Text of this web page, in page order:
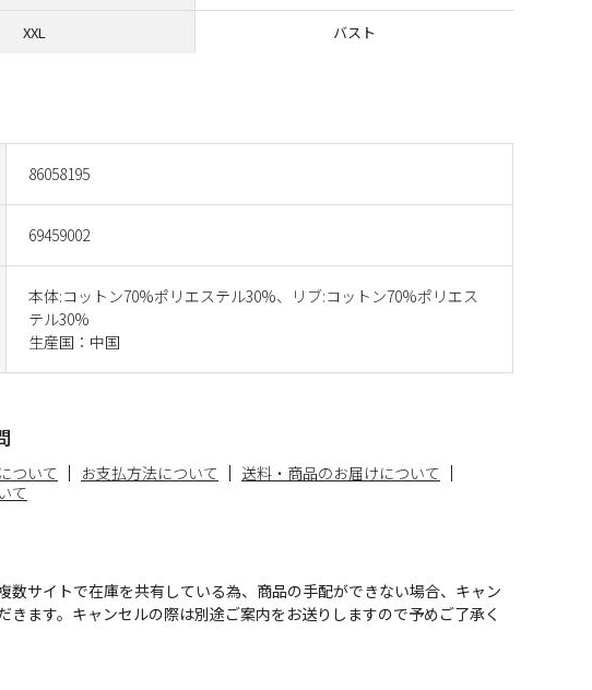
86058195
69459002
本体:コットン70%ポリエステル30%、リブ:コットン70%ポリエス
テル30%
生産国：中国
ついて お支払方法について
送料・商品のお届けについて
て
数サイトで在庫を共有している為、商品の手配ができない場合、キャン
きます。キャンセルの際は別途ご案内をお送りしますので予めご了承く
XXL バスト